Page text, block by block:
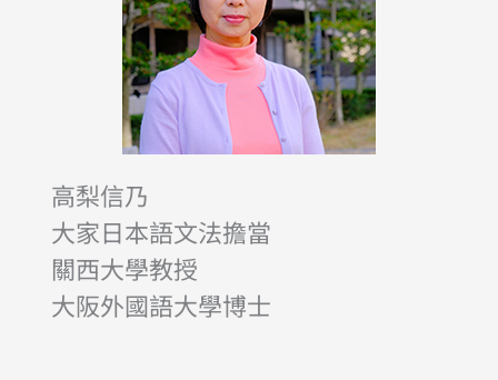
高梨信乃
大家日本語文法擔當
關西大學教授
大阪外國語大學博士